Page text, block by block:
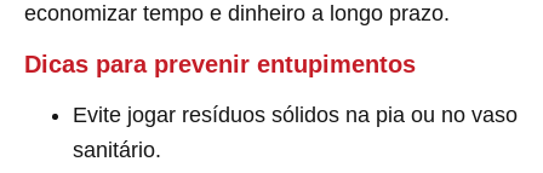
economizar tempo e dinheiro a longo prazo.
Dicas para prevenir entupimentos
Evite jogar resíduos sólidos na pia ou no vaso
sanitário.